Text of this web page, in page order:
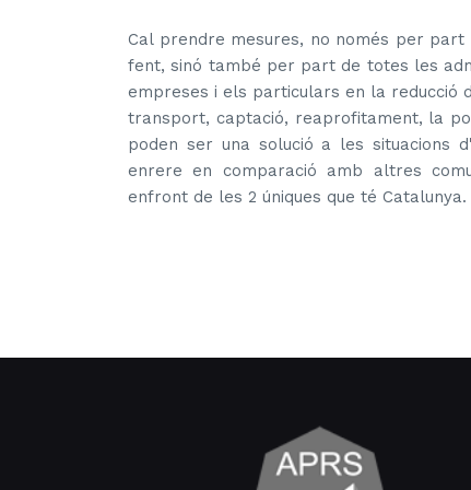
Cal prendre mesures, no només per
fent, sinó també per part de totes les
empreses i els particulars en la reducció
transport, captació, reaprofitament, la
poden ser una solució a les situacions
enrere en comparació amb altres
enfront de les 2 úniques que té Catalunya.